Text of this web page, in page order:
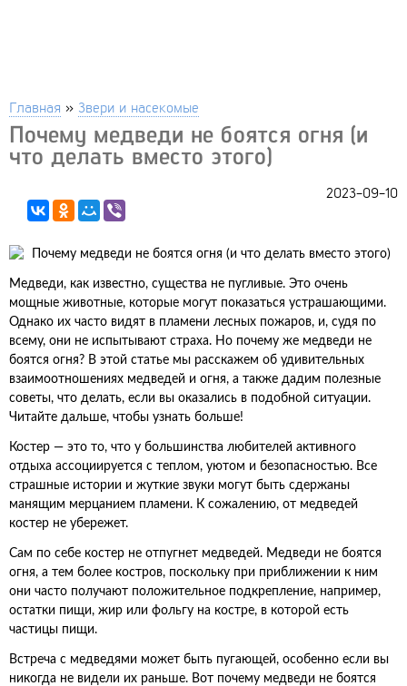
Главная » Звери и насекомые
Почему медведи не боятся огня (и
что делать вместо этого)
2023-09-10
Медведи, как известно, существа не пугливые. Это очень
мощные животные, которые могут показаться устрашающими.
Однако их часто видят в пламени лесных пожаров, и, судя по
всему, они не испытывают страха. Но почему же медведи не
боятся огня? В этой статье мы расскажем об удивительных
взаимоотношениях медведей и огня, а также дадим полезные
советы, что делать, если вы оказались в подобной ситуации.
Читайте дальше, чтобы узнать больше!
Костер — это то, что у большинства любителей активного
отдыха ассоциируется с теплом, уютом и безопасностью. Все
страшные истории и жуткие звуки могут быть сдержаны
манящим мерцанием пламени. К сожалению, от медведей
костер не убережет.
Сам по себе костер не отпугнет медведей. Медведи не боятся
огня, а тем более костров, поскольку при приближении к ним
они часто получают положительное подкрепление, например,
остатки пищи, жир или фольгу на костре, в которой есть
частицы пищи.
Встреча с медведями может быть пугающей, особенно если вы
никогда не видели их раньше. Вот почему медведи не боятся